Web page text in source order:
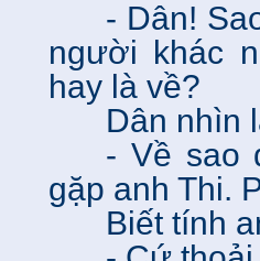
- Dân!
người khác
hay là về?
Dân nhìn
- Về sao
gặp anh Thi.
Biết tính